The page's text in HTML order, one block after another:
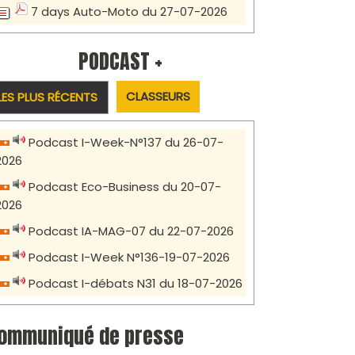
7 days Auto-Moto du 27-07-2026
PODCAST +
PLUS RÉCENTS CLASSEURS
Podcast I-Week-N°137 du 26-07-
Podcast Eco-Business du 20-07-
Podcast IA-MAG-07 du 22-07-2026
Podcast I-Week N°136-19-07-2026
Podcast I-débats N31 du 18-07-2026
de presse